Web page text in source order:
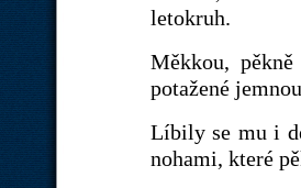
letokruh.
Měkkou,
potažené
Líbily se mu i
nohami, které